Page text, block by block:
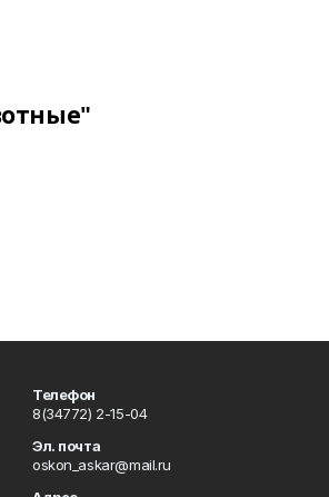
Телефон
8(34772) 2-15-04
Эл. почта
oskon_askar@mail.ru